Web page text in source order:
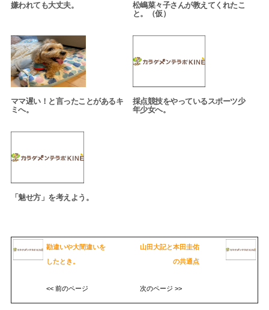
嫌われても大丈夫。
松嶋菜々子さんが教えてくれたこ
と。（仮）
ママ遅い！と言ったことがあるキ
ミへ。
採点競技をやっているスポーツ少
年少女へ。
「魅せ方」を考えよう。
勘違いや大間違いを
したとき。
<< 前のページ
山田大記と本田圭佑
の共通点
次のページ >>